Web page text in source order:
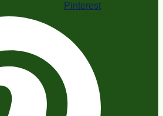
Pinterest